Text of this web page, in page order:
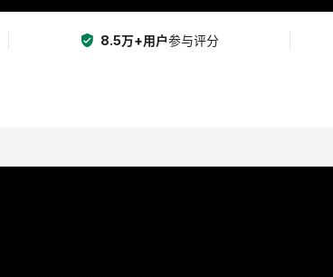
8.5万+用户参与评分